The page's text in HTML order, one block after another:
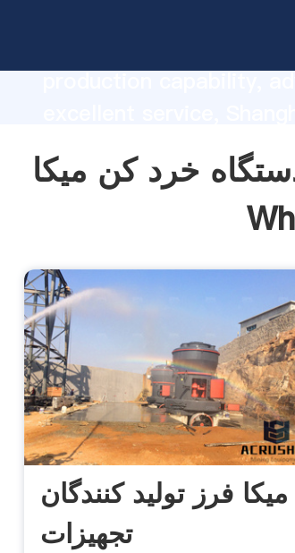
create the value and
میکا فرز تولید کنندگان
تجهیزات